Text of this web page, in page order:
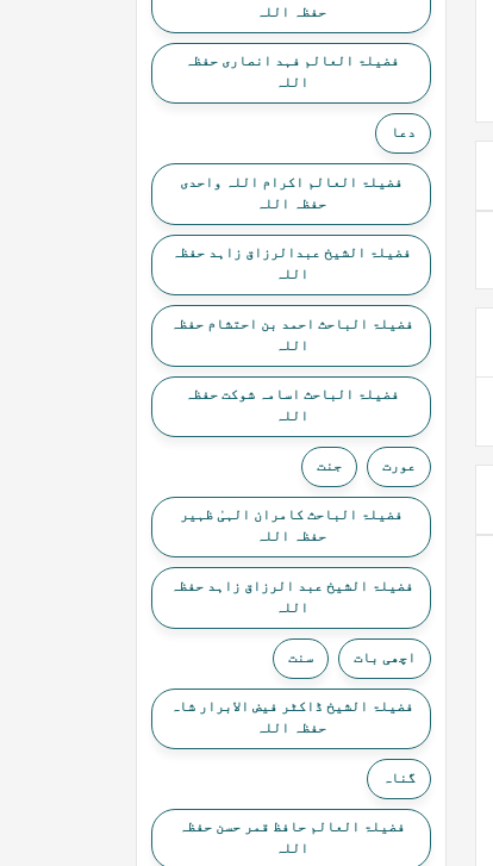
حفظہ اللہ
فضیلۃ العالم فہد انصاری حفظہ
اللہ
دعا
فضیلۃ العالم اکرام اللہ واحدی
حفظہ اللہ
فضیلۃ الشیخ عبدالرزاق زاہد حفظہ
اللہ
فضیلۃ الباحث احمد بن احتشام حفظہ
اللہ
فضیلۃ الباحث اسامہ شوکت حفظہ
اللہ
عورت جنت
فضیلۃ الباحث کامران الہیٰ ظہیر
حفظہ اللہ
فضیلۃ الشیخ عبد الرزاق زاہد حفظہ
اللہ
اچھی بات سنت
فضیلۃ الشیخ ڈاکٹر فیض الابرار شاہ
حفظہ اللہ
گناہ
فضیلۃ العالم حافظ قمر حسن حفظہ
اللہ